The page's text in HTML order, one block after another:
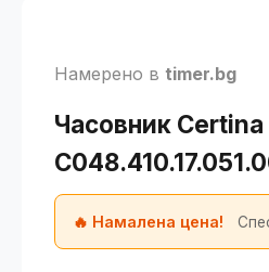
Намерено в timer.bg
Часовник Certina
🔥 Намалена цена!